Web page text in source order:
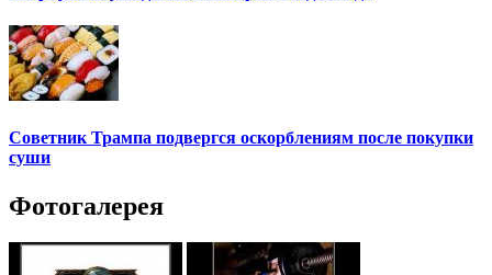
Советник Трампа подвергся оскорблениям после покупки
суши
Фотогалерея